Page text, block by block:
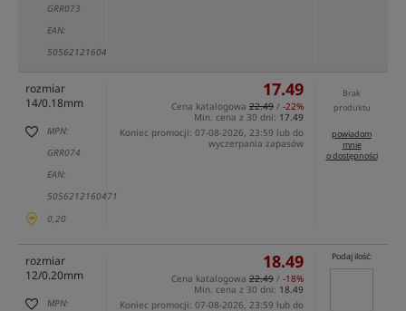
GRR073
EAN:
5056212160464
rozmiar
14/0.18mm
MPN:
GRR074
EAN:
5056212160471
0,20
17.49
Cena katalogowa 22.49 / -22%
Min. cena z 30 dni: 17.49
Koniec promocji: 07-08-2026, 23:59 lub do
wyczerpania zapasów
Brak
produktu
powiadom
mnie
o dostępności
rozmiar
12/0.20mm
MPN:
18.49
Cena katalogowa 22.49 / -18%
Min. cena z 30 dni: 18.49
Koniec promocji: 07-08-2026, 23:59 lub do
Podaj ilość: